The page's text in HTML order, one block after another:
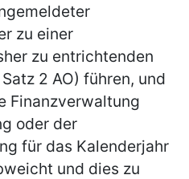
zu einer
zu entrichtenden
2 AO) führen, und
Finanzverwaltung
oder der
für das Kalenderjahr
und dies zu